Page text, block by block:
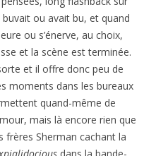
ou avait bu, et quand
ou s’énerve, au choix,
et la scène est terminée.
et il offre donc peu de
moments dans les bureaux
quand-même de
mais là encore rien que
frères Sherman cachant la